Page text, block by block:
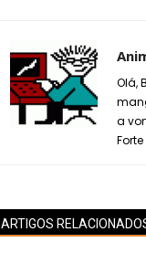
Olá,
a
ARTIGOS